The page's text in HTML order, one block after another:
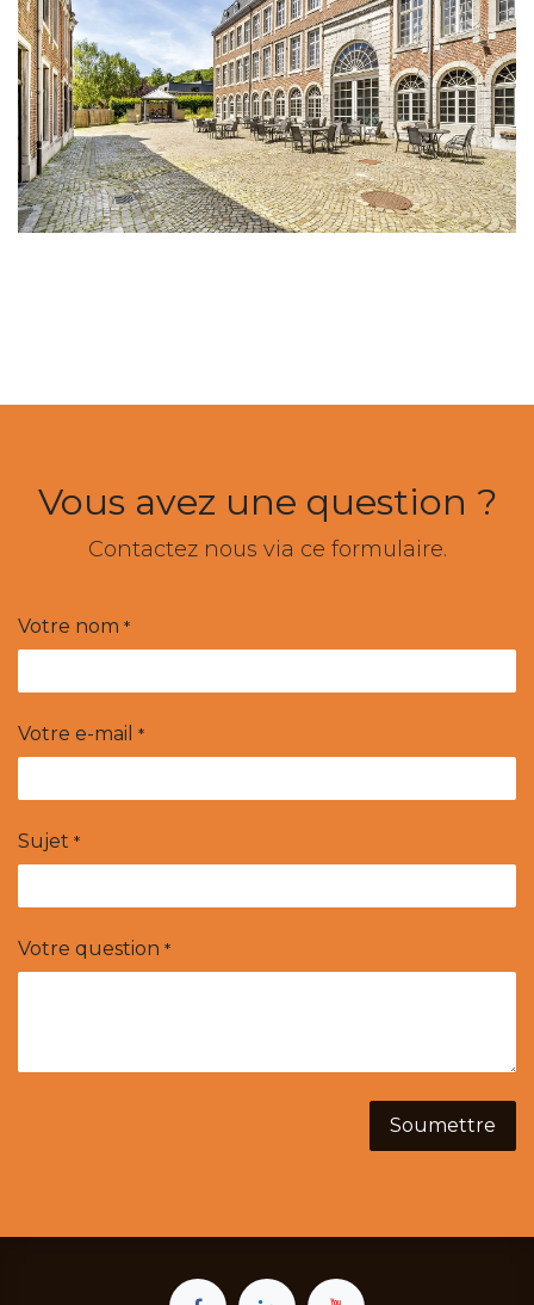
Vous avez une question ?
Contactez nous via ce formulaire.
Votre nom *
Votre e-mail *
Sujet *
Votre question *
Soumettre